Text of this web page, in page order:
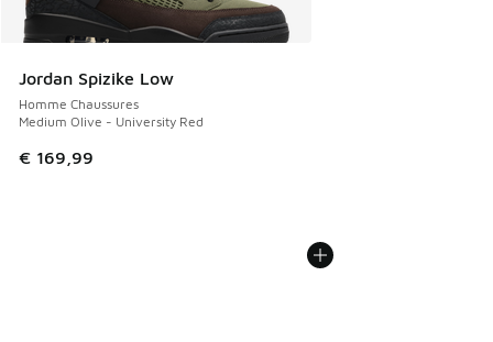
Jordan Spizike Low
Homme Chaussures
Medium Olive - University Red
€ 169,99